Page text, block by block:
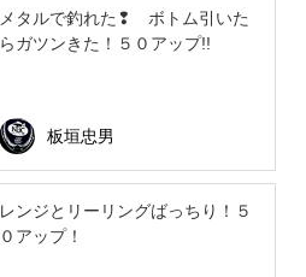
メタルで釣れた❢ ボトム引いた
らガツンきた！５０アップ!!
板垣忠男
レンジとリーリングばっちり！５
０アップ！